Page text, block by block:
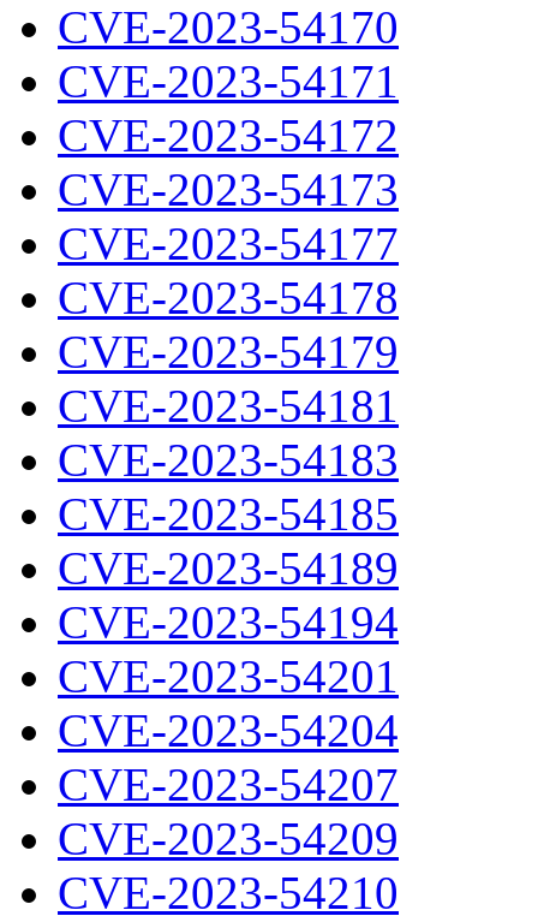
CVE-2023-54170
CVE-2023-54171
CVE-2023-54172
CVE-2023-54173
CVE-2023-54177
CVE-2023-54178
CVE-2023-54179
CVE-2023-54181
CVE-2023-54183
CVE-2023-54185
CVE-2023-54189
CVE-2023-54194
CVE-2023-54201
CVE-2023-54204
CVE-2023-54207
CVE-2023-54209
CVE-2023-54210